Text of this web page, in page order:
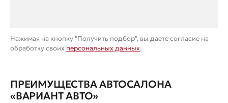
Нажимая на кнопку "Получить подбор", вы даете согласие на
обработку своих персональных данных.
ПРЕИМУЩЕСТВА АВТОСАЛОНА
«ВАРИАНТ АВТО»